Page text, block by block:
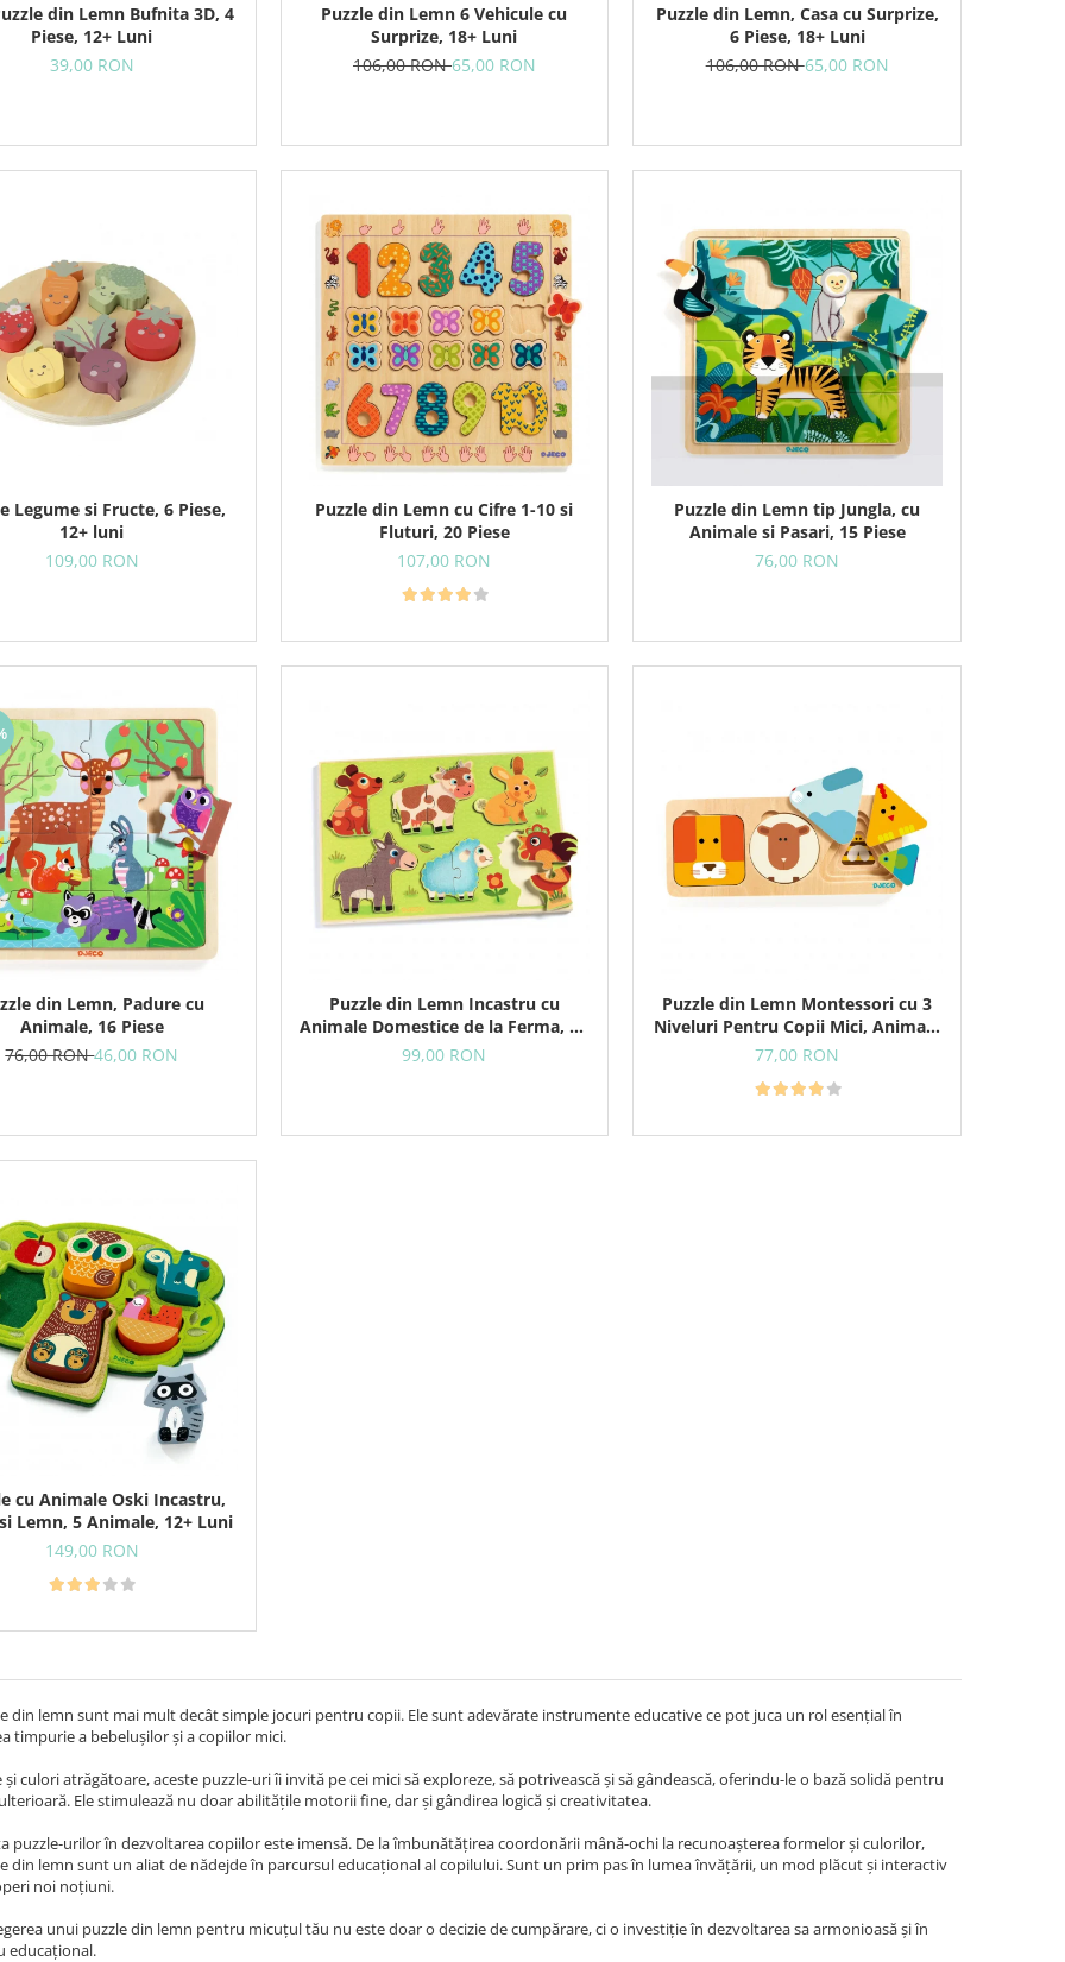
din Lemn Bufnita 3D, 4
Piese, 12+ Luni
39,00 RON
Puzzle din Lemn 6 Vehicule cu
Surprize, 18+ Luni
106,00 RON65,00 RON
Puzzle din Lemn, Casa cu Surprize,
6 Piese, 18+ Luni
106,00 RON65,00 RON
Legume si Fructe, 6 Piese,
12+ luni
109,00 RON
Puzzle din Lemn cu Cifre 1-10 si
Fluturi, 20 Piese
107,00 RON
Puzzle din Lemn tip Jungla, cu
Animale si Pasari, 15 Piese
76,00 RON
din Lemn, Padure cu
Animale, 16 Piese
76,00 RON46,00 RON
Puzzle din Lemn Incastru cu
Animale Domestice de la Ferma, 12
Piese
99,00 RON
Puzzle din Lemn Montessori cu 3
Niveluri Pentru Copii Mici, Animale
si Forme Geometrice, 18+ Luni
77,00 RON
cu Animale Oski Incastru,
Lemn, 5 Animale, 12+ Luni
149,00 RON
din lemn sunt mai mult decât simple jocuri pentru copii. Ele sunt adevărate instrumente educative ce pot juca un rol esențial în
timpurie a bebelușilor și a copiilor mici.
culori atrăgătoare, aceste puzzle-uri îi invită pe cei mici să exploreze, să potrivească și să gândească, oferindu-le o bază solidă pentru
Ele stimulează nu doar abilitățile motorii fine, dar și gândirea logică și creativitatea.
puzzle-urilor în dezvoltarea copiilor este imensă. De la îmbunătățirea coordonării mână-ochi la recunoașterea formelor și culorilor,
din lemn sunt un aliat de nădejde în parcursul educațional al copilului. Sunt un prim pas în lumea învățării, un mod plăcut și interactiv
noi noțiuni.
unui puzzle din lemn pentru micuțul tău nu este doar o decizie de cumpărare, ci o investiție în dezvoltarea sa armonioasă și în
educațional.